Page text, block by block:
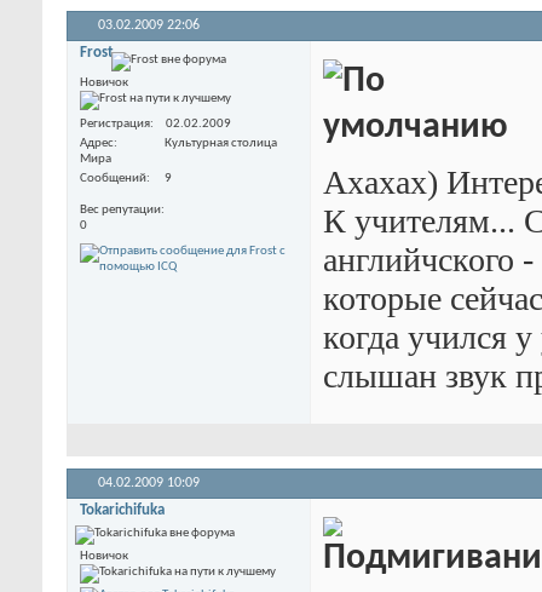
03.02.2009 22:06
Frost
Новичок
Регистрация
02.02.2009
Адрес
Культурная столица
Мира
Сообщений
9
Вес репутации
0
Ахахах)
К учителям...
английчского
которые
когда учился
слышан звук
04.02.2009 10:09
Tokarichifuka
Новичок